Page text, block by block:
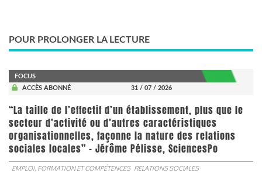
POUR PROLONGER LA LECTURE
FOCUS
ACCÈS ABONNÉ
31 / 07 / 2026
“La taille de l’effectif d’un établissement, plus que le
secteur d’activité ou d’autres caractéristiques
organisationnelles, façonne la nature des relations
sociales locales” - Jérôme Pélisse, SciencesPo
EMPLOI, FORMATION ET COMPÉTENCES RELATIONS SOCIALES